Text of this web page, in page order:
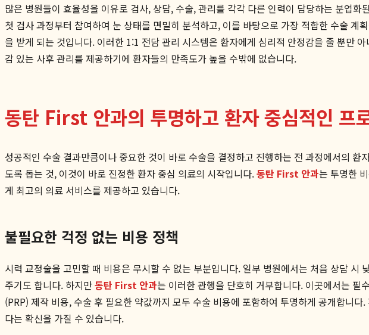
많은 병원들이 효율성을 이유로 검사, 상담, 수술, 관리를 각각 다른 인력이 담당하는 분업화
첫 검사 과정부터 참여하여 눈 상태를 면밀히 분석하고, 이를 바탕으로 가장 적합한 수술
을 받게 되는 것입니다. 이러한 1:1 전담 관리 시스템은 환자에게 심리적 안정감을 줄 뿐만
감 있는 사후 관리를 제공하기에 환자들의 만족도가 높을 수밖에 없습니다.
동탄 First 안과의 투명하고 환자 중심적인 프
성공적인 수술 결과만큼이나 중요한 것이 바로 수술을 결정하고 진행하는 전 과정에서의
도록 돕는 것, 이것이 바로 진정한 환자 중심 의료의 시작입니다.동탄 First 안과는 투명한
게 최고의 의료 서비스를 제공하고 있습니다.
불필요한 걱정 없는 비용 정책
시력 교정술을 고민할 때 비용은 무시할 수 없는 부분입니다. 일부 병원에서는 처음 상담
주기도 합니다. 하지만동탄 First 안과는 이러한 관행을 단호히 거부합니다. 이곳에서는 필
(PRP) 제작 비용, 수술 후 필요한 약값까지 모두 수술 비용에 포함하여 투명하게 공개합니
다는 확신을 가질 수 있습니다.